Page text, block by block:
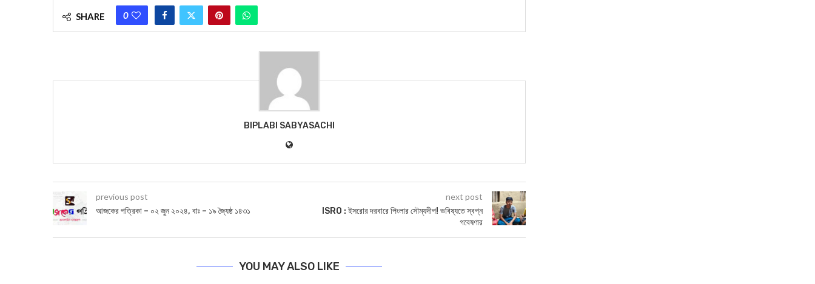
SHARE 0
BIPLABI SABYASACHI
previous post
আজকের পত্রিকা – ০২ জুন ২০২৪, বাঃ – ১৯ জ্যৈষ্ঠ ১৪৩১
next post
ISRO : ইসরোর দরবারে পিংলার সৌম্যদীপ! ভবিষ্যতে স্বপ্ন
গবেষণার
YOU MAY ALSO LIKE